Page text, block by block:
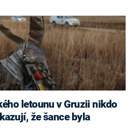
že šance byla